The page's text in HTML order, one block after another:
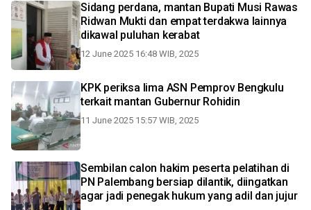
Sidang perdana, mantan Bupati Musi Rawas
Ridwan Mukti dan empat terdakwa lainnya
dikawal puluhan kerabat
12 June 2025 16:48 WIB, 2025
KPK periksa lima ASN Pemprov Bengkulu
terkait mantan Gubernur Rohidin
11 June 2025 15:57 WIB, 2025
Sembilan calon hakim peserta pelatihan di
PN Palembang bersiap dilantik, diingatkan
agar jadi penegak hukum yang adil dan jujur